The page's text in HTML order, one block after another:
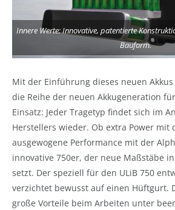
Innere Werte: Innovative, patentierte
Bauform.
Mit der Einführung dieses neuen
die Reihe der neuen Akkugeneration
Einsatz: Jeder Tragetyp findet sich im
Herstellers wieder. Ob extra Power mit
ausgewogene Performance mit der
innovative 750er, der neue Maßstäbe
setzt. Der speziell für den ULiB 750
verzichtet bewusst auf einen Hüftgurt.
große Vorteile beim Arbeiten unter